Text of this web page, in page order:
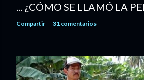
... ¿CÓMO SE LLAMÓ LA
Compartir 31 comentarios